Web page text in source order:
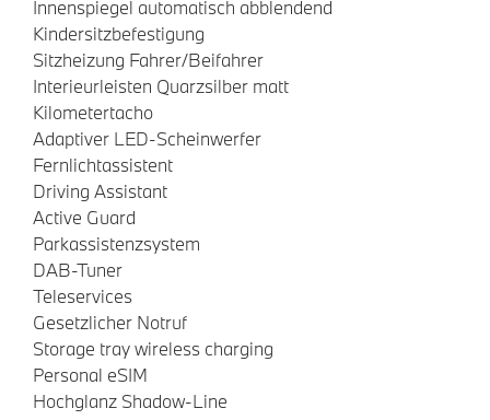
Innenspiegel automatisch abblendend
Kindersitzbefestigung
Sitzheizung Fahrer/Beifahrer
Interieurleisten Quarzsilber matt
Kilometertacho
Adaptiver LED-Scheinwerfer
Fernlichtassistent
Driving Assistant
Active Guard
Parkassistenzsystem
DAB-Tuner
Teleservices
Gesetzlicher Notruf
Storage tray wireless charging
Personal eSIM
Hochglanz Shadow-Line